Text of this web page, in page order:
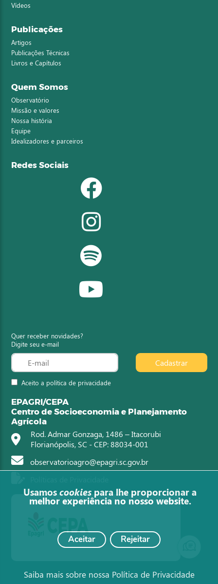
Vídeos
Publicações
Artigos
Publicações Técnicas
Livros e Capítulos
Quem Somos
Observatório
Missão e valores
Nossa história
Equipe
Idealizadores e parceiros
Redes Sociais
Quer receber novidades?
Digite seu e-mail
Aceito a política de privacidade
Cadastrar
EPAGRI/CEPA
Centro de Socioeconomia e Planejamento
Agrícola
Rod. Admar Gonzaga, 1486 – Itacorubi
Florianópolis, SC - CEP: 88034-001
observatorioagro@epagri.sc.gov.br
Usamos cookies para lhe proporcionar a
melhor experiência no nosso website.
Aceitar Rejeitar
Saiba mais sobre nossa Política de Privacidade